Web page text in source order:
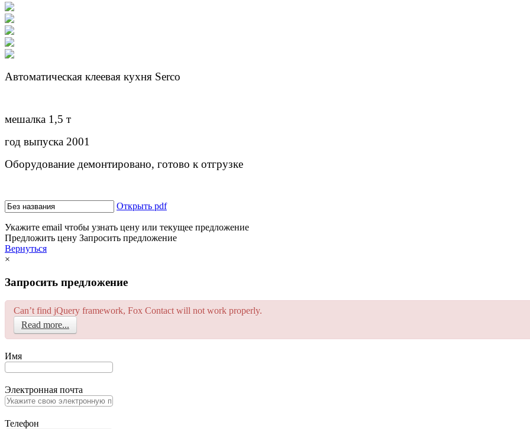
Автоматическая клеевая кухня Serco
мешалка 1,5 т
год выпуска 2001
Оборудование демонтировано, готово к отгрузке
Открыть pdf
Укажите email чтобы узнать цену или текущее предложение
Предложить цену Запросить предложение
Вернуться
×
Запросить предложение
Can’t find jQuery framework, Fox Contact will not work properly.
Read more...
Имя
Электронная почта
Телефон